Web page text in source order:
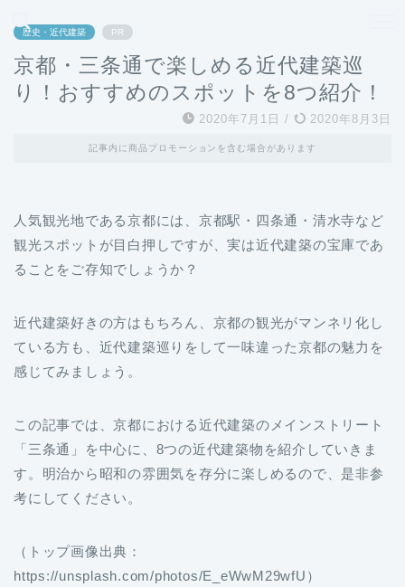
歴史・近代建築 PR
京都・三条通で楽しめる近代建築巡
り！おすすめのスポットを8つ紹介！
2020年7月1日 / 2020年8月3日
記事内に商品プロモーションを含む場合があります
人気観光地である京都には、京都駅・四条通・清水寺など
観光スポットが目白押しですが、実は近代建築の宝庫であ
ることをご存知でしょうか？
近代建築好きの方はもちろん、京都の観光がマンネリ化し
ている方も、近代建築巡りをして一味違った京都の魅力を
感じてみましょう。
この記事では、京都における近代建築のメインストリート
「三条通」を中心に、8つの近代建築物を紹介していきま
す。明治から昭和の雰囲気を存分に楽しめるので、是非参
考にしてください。
（トップ画像出典：
https://unsplash.com/photos/E_eWwM29wfU）